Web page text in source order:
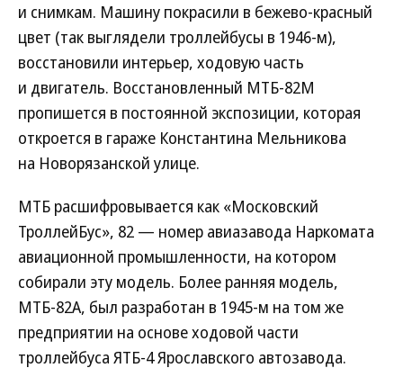
и снимкам. Машину покрасили в бежево-красный
цвет (так выглядели троллейбусы в 1946-м),
восстановили интерьер, ходовую часть
и двигатель. Восстановленный МТБ-82М
пропишется в постоянной экспозиции, которая
откроется в гараже Константина Мельникова
на Новорязанской улице.
МТБ расшифровывается как «Московский
ТроллейБус», 82 — номер авиазавода Наркомата
авиационной промышленности, на котором
собирали эту модель. Более ранняя модель,
МТБ-82А, был разработан в 1945-м на том же
предприятии на основе ходовой части
троллейбуса ЯТБ-4 Ярославского автозавода.